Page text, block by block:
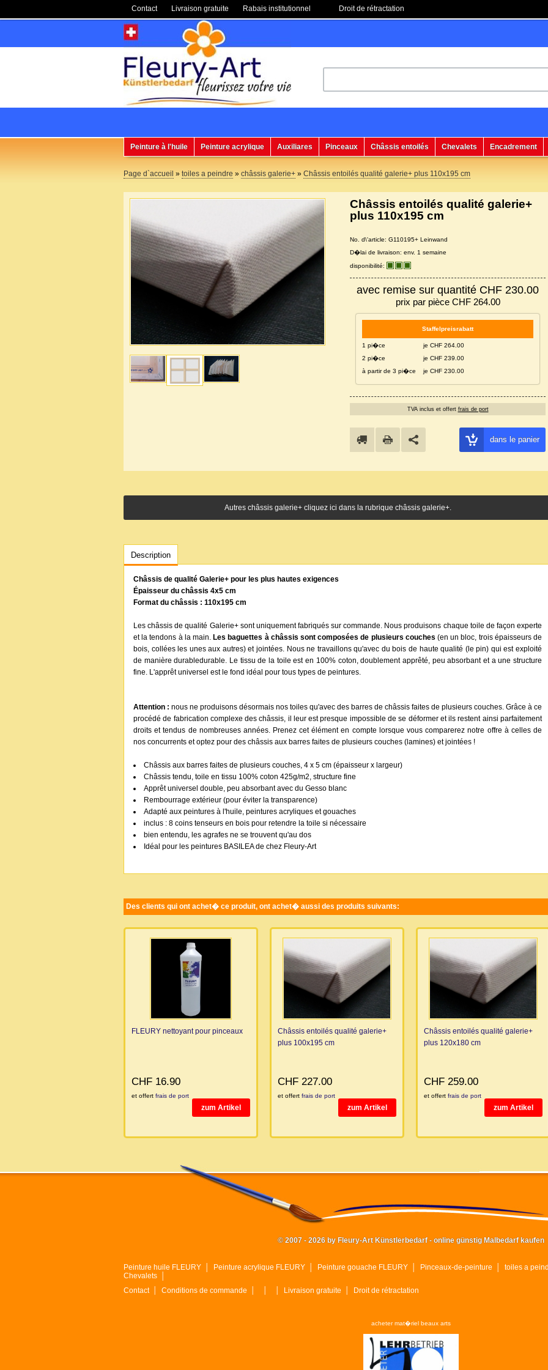
Peinture à l'huile Peinture acrylique Auxiliares Pinceaux Châssis entoilés Chevalets Encadrement
Page d`accueil » toiles a peindre » châssis galerie+ » Châssis entoilés qualité galerie+ plus 110x195 cm
Châssis entoilés qualité galerie+
plus 110x195 cm
No. d\'article: G110195+ Leinwand
D�lai de livraison: env. 1 semaine
disponibilité:
avec remise sur quantité CHF 230.00
prix par pièce CHF 264.00
Staffelpreisrabatt
1 pi�ce
je CHF 264.00
2 pi�ce
je CHF 239.00
à partir de 3 pi�ce
je CHF 230.00
TVA inclus et offert frais de port
dans le panier
Autres châssis galerie+ cliquez ici dans la rubrique châssis galerie+.
Description
Châssis de qualité Galerie+ pour les plus hautes exigences
Épaisseur du châssis 4x5 cm
Format du châssis : 110x195 cm
Les châssis de qualité Galerie+ sont uniquement fabriqués sur commande. Nous produisons chaque toile de façon experte
et la tendons à la main. Les baguettes à châssis sont composées de plusieurs couches(en un bloc, trois épaisseurs de
bois, collées les unes aux autres) et jointées. Nous ne travaillons qu'avec du bois de haute qualité (le pin) qui est exploité
de manière durabledurable. Le tissu de la toile est en 100% coton, doublement apprêté, peu absorbant et a une structure
fine. L'apprêt universel est le fond idéal pour tous types de peintures.
Attention : nous ne produisons désormais nos toiles qu'avec des barres de châssis faites de plusieurs couches. Grâce à ce
procédé de fabrication complexe des châssis, il leur est presque impossible de se déformer et ils restent ainsi parfaitement
droits et tendus de nombreuses années. Prenez cet élément en compte lorsque vous comparerez notre offre à celles de
nos concurrents et optez pour des châssis aux barres faites de plusieurs couches (lamines) et jointées !
Châssis aux barres faites de plusieurs couches, 4 x 5 cm (épaisseur x largeur)
Châssis tendu, toile en tissu 100% coton 425g/m2, structure fine
Apprêt universel double, peu absorbant avec du Gesso blanc
Rembourrage extérieur (pour éviter la transparence)
Adapté aux peintures à l'huile, peintures acryliques et gouaches
inclus : 8 coins tenseurs en bois pour retendre la toile si nécessaire
bien entendu, les agrafes ne se trouvent qu'au dos
Idéal pour les peintures BASILEA de chez Fleury-Art
Des clients qui ont achet� ce produit, ont achet� aussi des produits suivants:
FLEURY nettoyant pour pinceaux
CHF 16.90
et offert frais de port
zum Artikel
Châssis entoilés qualité galerie+
plus 100x195 cm
CHF 227.00
et offert frais de port
zum Artikel
Châssis entoilés qualité galerie+
plus 120x180 cm
CHF 259.00
et offert frais de port
zum Artikel
© 2007 - 2026 by Fleury-Art Künstlerbedarf - online günstig Malbedarf kaufen
Peinture huile FLEURY Peinture acrylique FLEURY Peinture gouache FLEURY Pinceaux-de-peinture toiles a
Chevalets
Contact│ Conditions de commande Livraison gratuite Droit de rétractation
acheter mat�riel beaux arts
Droit de rétractation
Rabais institutionnel
Livraison gratuite
Contact